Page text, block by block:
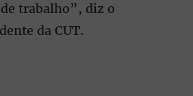
trabalho”, diz o
da CUT.